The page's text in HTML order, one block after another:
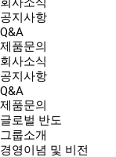
공지사항
Q&A
제품문의
회사소식
공지사항
Q&A
제품문의
글로벌 반도
그룹소개
경영이념 및 비전